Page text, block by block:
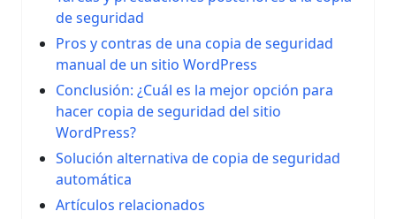
de seguridad
Pros y contras de una copia de seguridad
manual de un sitio WordPress
Conclusión: ¿Cuál es la mejor opción para
hacer copia de seguridad del sitio
WordPress?
Solución alternativa de copia de seguridad
automática
Artículos relacionados